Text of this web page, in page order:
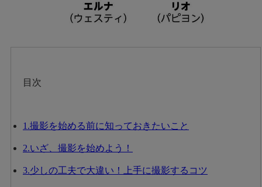
目次
1.撮影を始める前に知っておきたいこと
2.いざ、撮影を始めよう！
3.少しの工夫で大違い！上手に撮影するコツ